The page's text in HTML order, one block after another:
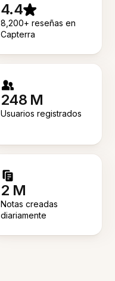
4.4
8,200+ reseñas en
Capterra
248 M
Usuarios registrados
2 M
Notas creadas
diariamente